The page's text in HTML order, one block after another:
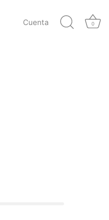
Cuenta 0